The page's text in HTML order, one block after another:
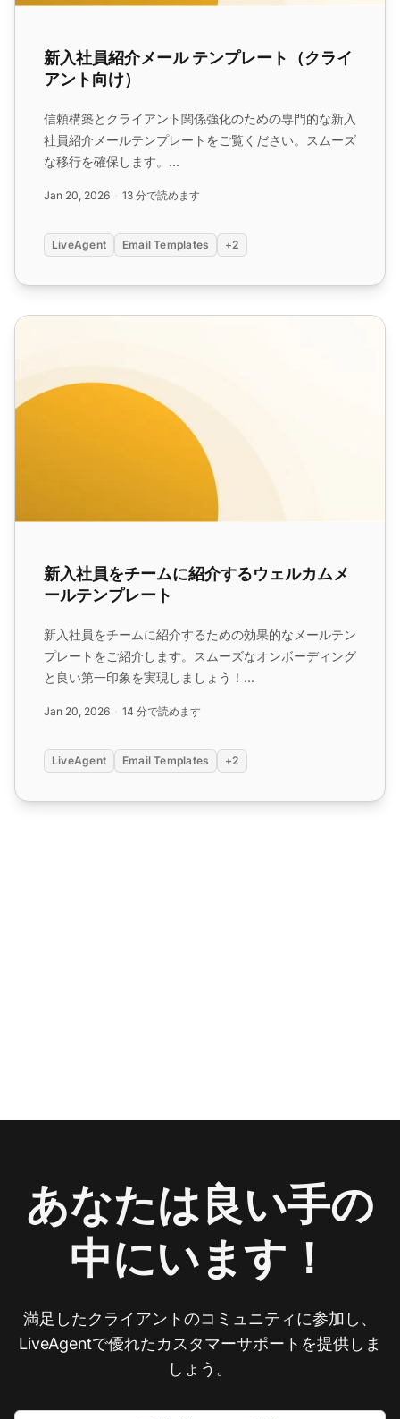
新入社員紹介メール テンプレート（クライ
アント向け）
信頼構築とクライアント関係強化のための専門的な新入
社員紹介メールテンプレートをご覧ください。スムーズ
な移行を確保します。...
Jan 20, 2026 13 分で読めます
LiveAgent Email Templates +2
新入社員をチームに紹介するウェルカムメールテンプレート
新入社員をチームに紹介するウェルカムメ
ールテンプレート
新入社員をチームに紹介するための効果的なメールテン
プレートをご紹介します。スムーズなオンボーディング
と良い第一印象を実現しましょう！...
Jan 20, 2026 14 分で読めます
LiveAgent Email Templates +2
あなたは良い手の
中にいます！
満足したクライアントのコミュニティに参加し、
LiveAgentで優れたカスタマーサポートを提供しま
しょう。